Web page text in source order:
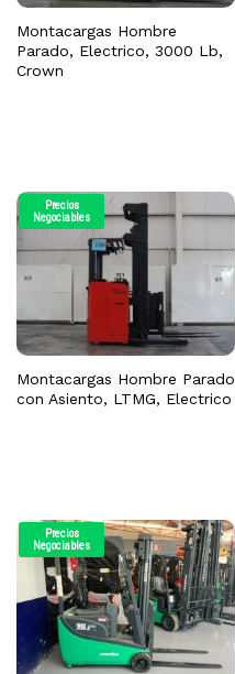
Montacargas Hombre
Parado, Electrico, 3000 Lb,
Crown
Precios
Negociables
Montacargas Hombre Parado
con Asiento, LTMG, Electrico
Precios
Negociables